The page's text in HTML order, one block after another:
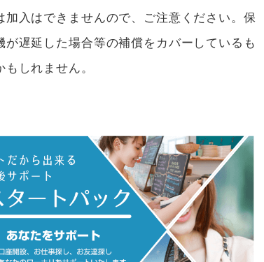
入はできませんので、ご注意ください。保
遅延した場合等の補償をカバーしているも
しれません。